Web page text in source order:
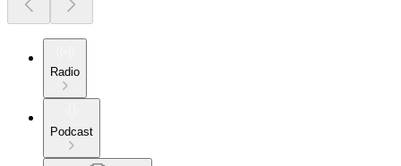
Radio
Podcast